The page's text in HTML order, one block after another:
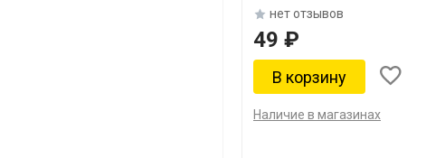
нет отзывов
49 ₽
Наличие в магазинах